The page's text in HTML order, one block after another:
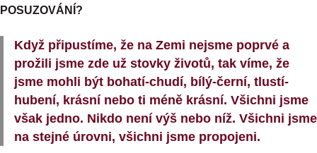
POSUZOVÁNÍ?
Když připustíme, že na Zemi nejsme poprvé a
prožili jsme zde už stovky životů, tak víme, že
jsme mohli být bohatí-chudí, bílý-černí, tlustí-
hubení, krásní nebo ti méně krásní. Všichni jsme
však jedno. Nikdo není výš nebo níž. Všichni jsme
na stejné úrovni, všichni jsme propojeni.